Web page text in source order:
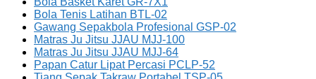
Bola Tenis Latihan BTL-02
Gawang Sepakbola Profesional GSP-02
Matras Ju Jitsu JJAU MJJ-100
Matras Ju Jitsu JJAU MJJ-64
Papan Catur Lipat Percasi PCLP-52